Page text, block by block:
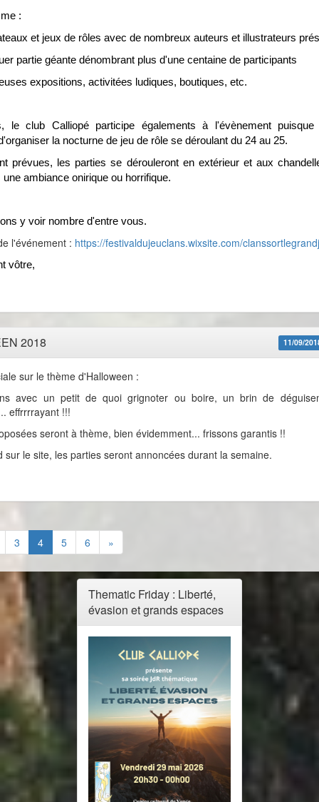
:
et jeux de rôles avec de nombreux auteurs et illustrateurs
partie géante dénombrant plus d'une centaine de participants
expositions, activitées ludiques, boutiques, etc.
le club Calliopé participe égalements à l'évènement
la nocturne de jeu de rôle se déroulant du 24 au 25.
prévues, les parties se dérouleront en extérieur et aux
ambiance onirique ou horrifique.
y voir nombre d'entre vous.
l'événement : https://festivaldujeuclans.wixsite.com/
vôtre,
11/09/
2018
sur le thème d'Halloween :
avec un petit de quoi grignoter ou boire, un brin de
effrrrrayant !!!
seront à thème, bien évidemment... frissons garantis !!
sur le site, les parties seront annoncées durant la semaine.
3 4 5 6 »
Thematic Friday : Liberté,
évasion et grands espaces